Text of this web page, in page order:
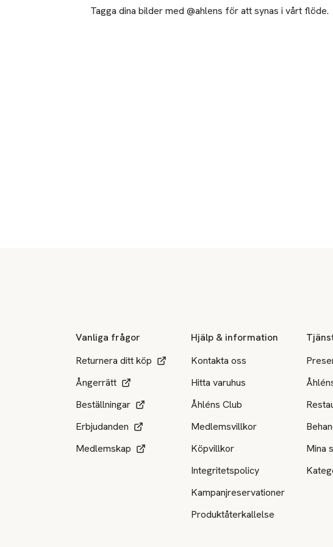
Tagga dina bilder med @ahlens för att synas i vårt flöde.
Vanliga frågor
Returnera ditt köp
Ångerrätt
Beställningar
Erbjudanden
Medlemskap
Hjälp & information
Kontakta oss
Hitta varuhus
Åhléns Club
Medlemsvillkor
Köpvillkor
Integritetspolicy
Kampanjreservationer
Produktåterkallelse
Mina